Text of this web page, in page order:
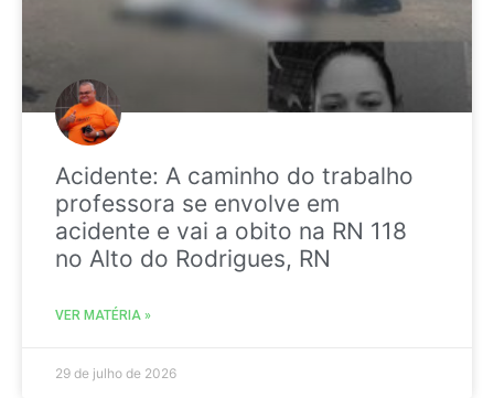
Acidente: A caminho do trabalho
professora se envolve em
acidente e vai a obito na RN 118
no Alto do Rodrigues, RN
VER MATÉRIA »
29 de julho de 2026